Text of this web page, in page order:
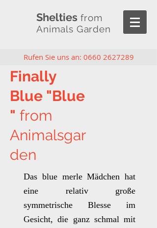
Shelties from
Animals Garden
Rufen Sie uns an: 0660 2627289
Finally
Blue "Blue
" from
Animalsgar
den
Das blue merle Mädchen hat
eine relativ große
symmetrische Blesse im
Gesicht, die ganz schmal mit